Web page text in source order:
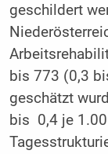
geschildert
bis 773 (0,3
geschätzt
bis 0,4 je